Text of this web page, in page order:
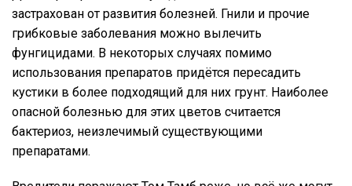
застрахован от развития болезней. Гнили и прочие
грибковые заболевания можно вылечить
фунгицидами. В некоторых случаях помимо
использования препаратов придётся пересадить
кустики в более подходящий для них грунт. Наиболее
опасной болезнью для этих цветов считается
бактериоз, неизлечимый существующими
препаратами.